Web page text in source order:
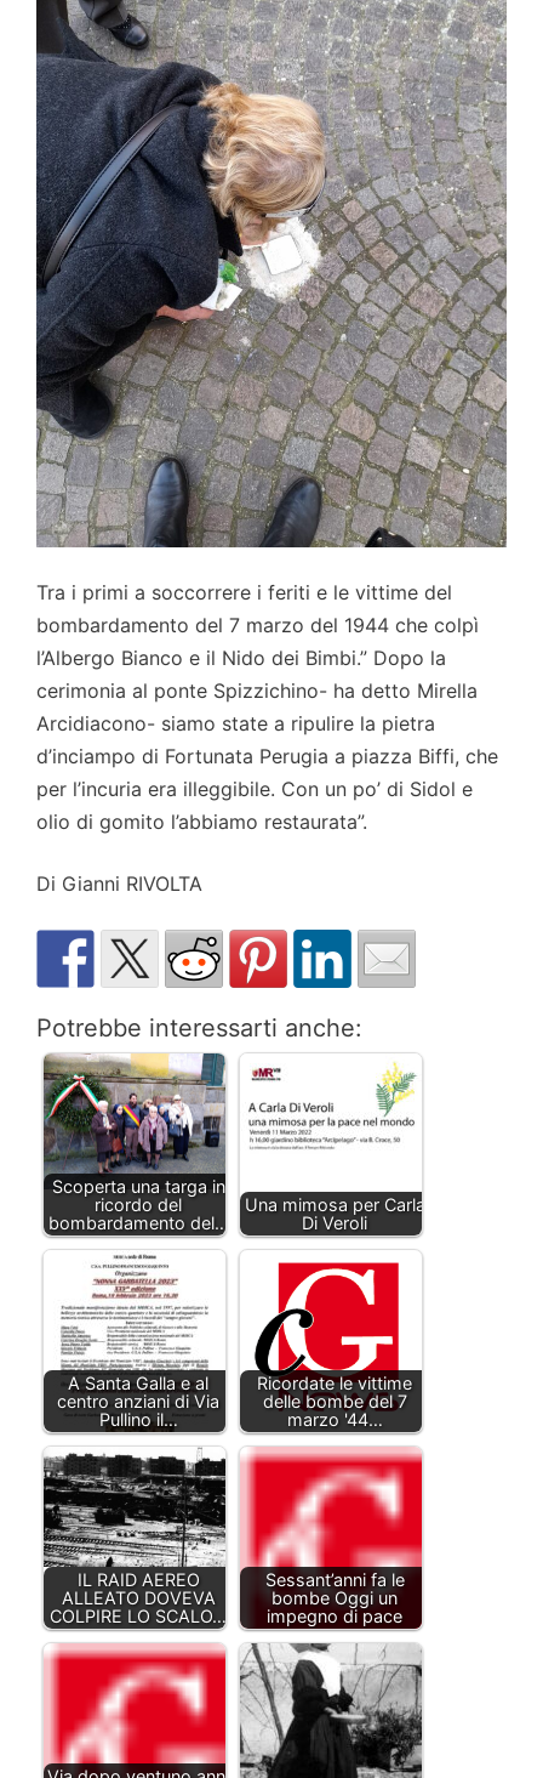
Tra i primi a soccorrere i feriti e le vittime del
bombardamento del 7 marzo del 1944 che colpì
l’Albergo Bianco e il Nido dei Bimbi.” Dopo la
cerimonia al ponte Spizzichino- ha detto Mirella
Arcidiacono- siamo state a ripulire la pietra
d’inciampo di Fortunata Perugia a piazza Biffi, che
per l’incuria era illeggibile. Con un po’ di Sidol e
olio di gomito l’abbiamo restaurata”.
Di Gianni RIVOLTA
Potrebbe interessarti anche:
Scoperta una targa in
ricordo del
bombardamento del…
Una mimosa per Carla
Di Veroli
A Santa Galla e al
centro anziani di Via
Pullino il…
Ricordate le vittime
delle bombe del 7
marzo '44…
IL RAID AEREO
ALLEATO DOVEVA
COLPIRE LO SCALO…
Sessant’anni fa le
bombe Oggi un
impegno di pace